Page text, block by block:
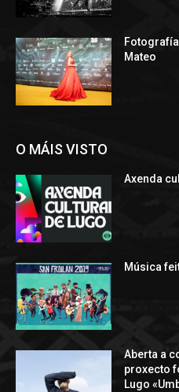
Mateo
O MÁIS VISTO
Axenda
Música
Aberta a
proxecto
Lugo